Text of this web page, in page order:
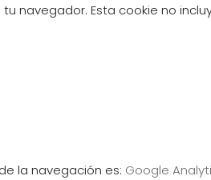
navegador. Esta cookie no
la navegación es: Google